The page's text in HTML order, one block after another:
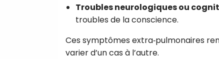
Troubles neurologiques ou
troubles de la conscience.
Ces symptômes extra‑pulmonaires
varier d’un cas à l’autre.